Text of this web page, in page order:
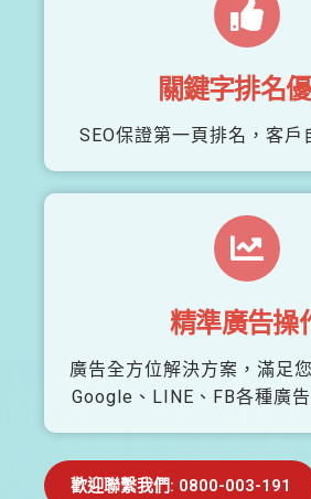
關鍵字排名
SEO保證第一頁排名，客戶
精準廣告操
廣告全方位解決方案，滿足
Google、LINE、FB各種廣告
歡迎聯繫我們: 0800-003-191